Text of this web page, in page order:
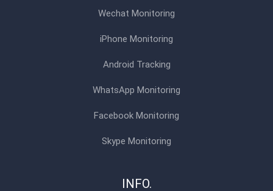
Wechat Monitoring
iPhone Monitoring
Android Tracking
WhatsApp Monitoring
Facebook Monitoring
Skype Monitoring
INFO.